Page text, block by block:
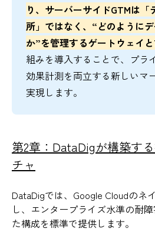
り、サーバーサイドGTMは
所」ではなく、“どのように
か”を管理するゲートウェイと
組みを導入することで、プラ
効果計測を両立する新しいマ
実現します。
第2章：DataDigが構築す
チャ
DataDigでは、Google Cloudのネ
し、エンタープライズ水準の耐
た構成を標準で提供します。